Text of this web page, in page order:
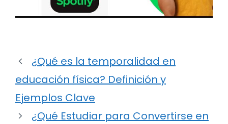
¿Qué es la temporalidad en
educación física? Definición y
Ejemplos Clave
¿Qué Estudiar para Convertirse en